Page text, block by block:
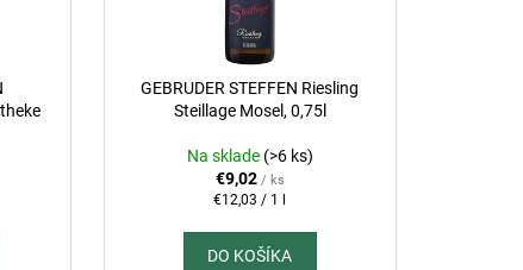
GEBRUDER STEFFEN Riesling
Steillage Mosel, 0,75l
Na sklade (>6 ks)
€9,02 / ks
Jednotková
€12,03 / 1 l
DO KOŠÍKA
VALDOBBIADENE
SUPERIORE